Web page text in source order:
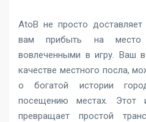
AtoB не просто
вам прибыть на место
вовлеченными в игру. Ваш
качестве местного посла,
о богатой истории
посещению местах. Этот
превращает простой